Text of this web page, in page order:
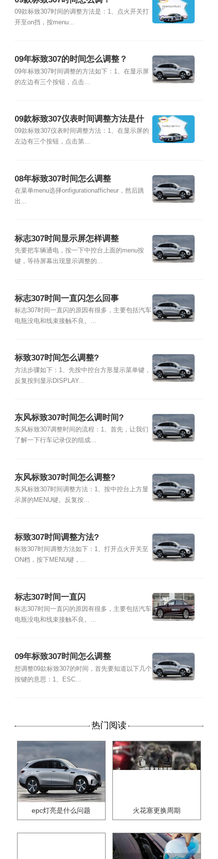
09款标致307时间的调整方法是：1、点火开关打
开至on挡，按menu...
09年标致307的时间怎么调整？
09年标致307时间调整的方法如下：1、在显示屏
的左边有三个按钮，点击...
09款标致307仪表时间调整方法是什
么？
09款标致307仪表时间调整方法：1、在显示屏的
左边有三个按钮，点击第...
08年标致307时间怎么调整
在菜单menu选择onfigurationafficheur，然后跳
出...
标志307时间显示屏怎样调整
先要把车辆通电，按一下中控台上面的menu按
键，等待屏幕出现显示调整的...
标志307时间一直闪怎么回事
标志307时间一直闪的原因有很多，主要包括汽车
电瓶没电和线束接触不良。...
标致307时间怎么调整?
方法步骤如下：1、先按中控台方形显示菜单键，
反复按到显示DISPLAY...
东风标致307时间怎么调时间?
东风标致307调整时间的流程：1、首先，让我们
了解一下行车记录仪的组成...
东风标致307时间怎么调整?
东风标致307时间调整方法：1、按中控台上方显
示屏的MENU键。反复按...
标致307时间调整方法?
标致307时间调整方法如下：1、打开点火开关至
ON档，按下MENU键，...
标志307时间一直闪
标志307时间一直闪的原因有很多，主要包括汽车
电瓶没电和线束接触不良。...
09年标致307时间怎么调整
想调整09款标致307的时间，首先要知道以下几个
按键的意思：1、ESC...
热门阅读
epc灯亮是什么问题 火花塞更换周期